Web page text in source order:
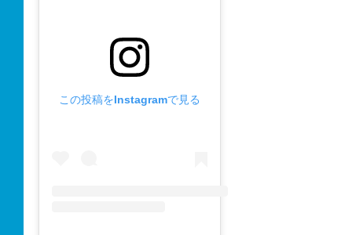
この投稿をInstagramで見る